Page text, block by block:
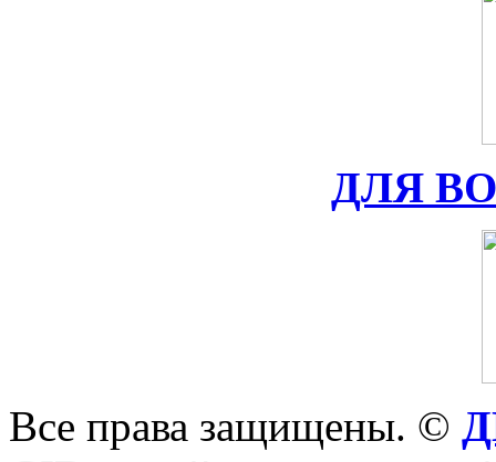
ДЛЯ
Все права защищены. ©